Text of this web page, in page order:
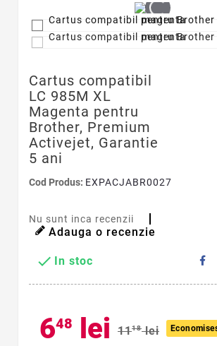
Cartus compatibil
LC 985M XL
Magenta pentru
Brother, Premium
Activejet, Garantie
5 ani
Cod Produs: EXPACJABR0027
Nu sunt inca recenzii
Adauga o recenzie
 In stoc
648 lei 1118 lei